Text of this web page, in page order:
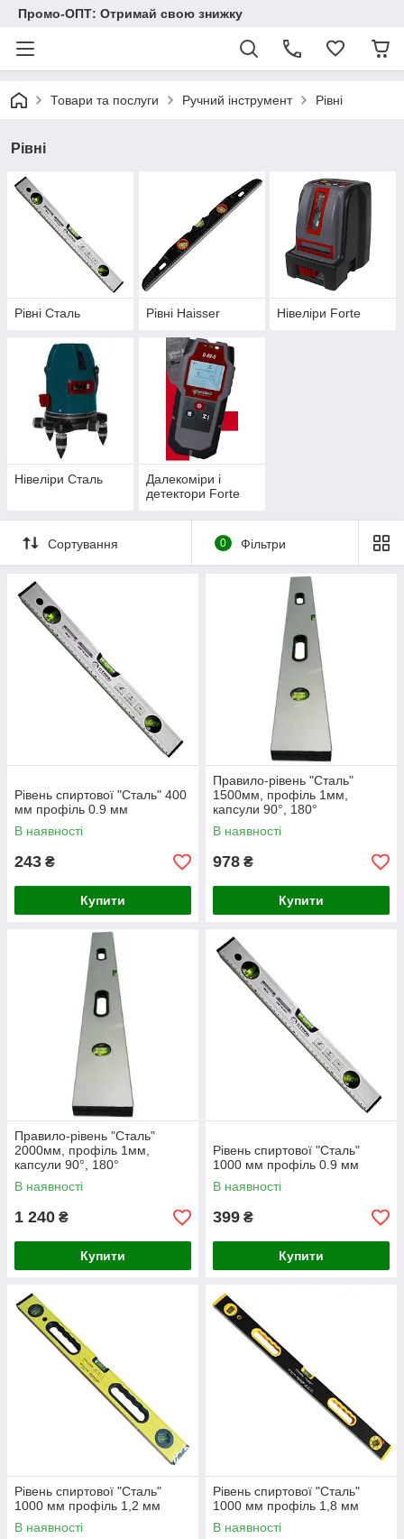
Промо-ОПТ: Отримай свою знижку
Товари та послуги Ручний інструмент Рівні
Рівні
Рівні Сталь Рівні Haisser Нівеліри Forte
Нівеліри Сталь
Далекоміри і
детектори Forte
Сортування 0 Фільтри
Рівень спиртової "Сталь" 400
мм профіль 0.9 мм
В наявності
243 ₴
Купити
Правило-рівень "Сталь"
1500мм, профіль 1мм,
капсули 90°, 180°
В наявності
978 ₴
Купити
Правило-рівень "Сталь"
2000мм, профіль 1мм,
капсули 90°, 180°
В наявності
1 240 ₴
Купити
Рівень спиртової "Сталь"
1000 мм профіль 0.9 мм
В наявності
399 ₴
Купити
Рівень спиртової "Сталь"
1000 мм профіль 1,2 мм
В наявності
Рівень спиртової "Сталь"
1000 мм профіль 1,8 мм
В наявності